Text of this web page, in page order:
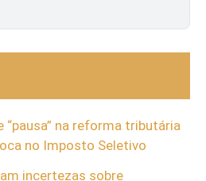
na reforma tributária
no Imposto Seletivo
incertezas sobre